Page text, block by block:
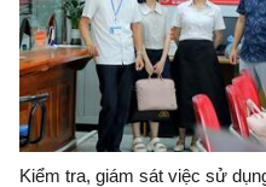
Kiểm tra, giám sát việc sử